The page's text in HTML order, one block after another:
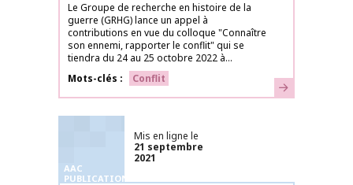
Le Groupe de recherche en histoire de la
guerre (GRHG) lance un appel à
contributions en vue du colloque "Connaître
son ennemi, rapporter le conflit" qui se
tiendra du 24 au 25 octobre 2022 à...
Mots-clés
Conflit En savoir plus
AAC
PUBLICATIONS
Mis en ligne le
21 septembre
2021